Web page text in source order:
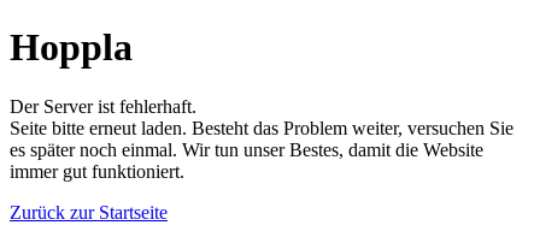
Hoppla
Der Server ist fehlerhaft.
Seite bitte erneut laden. Besteht das Problem weiter, versuchen Sie
es später noch einmal. Wir tun unser Bestes, damit die Website
immer gut funktioniert.
Zurück zur Startseite